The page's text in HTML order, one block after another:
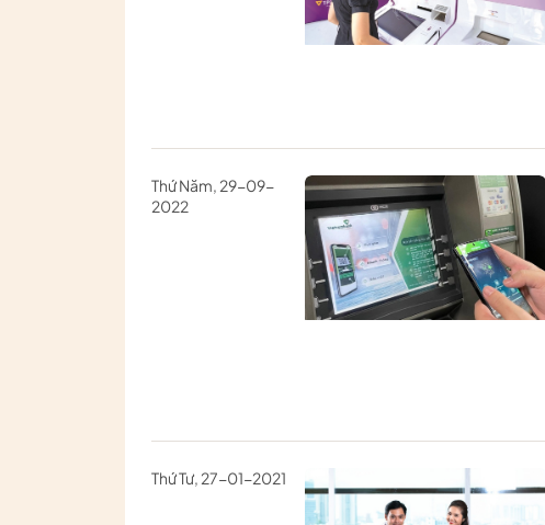
Thứ Năm, 29-09-
2022
Thứ Tư, 27-01-2021